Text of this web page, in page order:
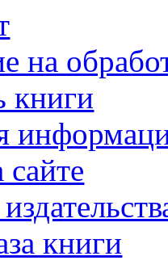
на
книги
книги